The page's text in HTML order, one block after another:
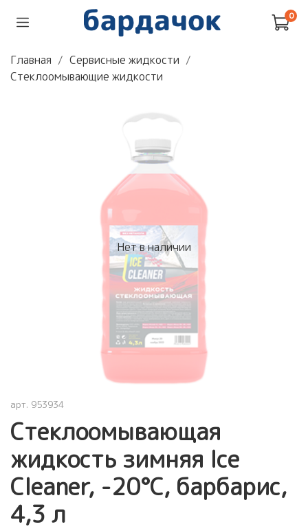
0
Главная
Сервисные жидкости
Стеклоомывающие жидкости
Нет в наличии
арт. 953934
Стеклоомывающая
жидкость зимняя Ice
Cleaner, -20°С, барбарис,
4,3 л